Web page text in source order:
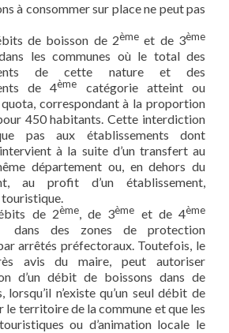
à consommer sur place ne peut pas
de boisson de 2ème et de 3ème
les communes où le total des
de cette nature et des
de 4ème
catégorie atteint ou
quota, correspondant à la proportion
450 habitants. Cette interdiction
pas aux établissements dont
à la suite d’un transfert au
département ou, en dehors du
au profit d’un établissement,
de 2ème, de 3ème et de 4ème
dans des zones de protection
arrêtés préfectoraux. Toutefois, le
avis du maire, peut autoriser
d’un débit de boissons dans de
lorsqu’il n’existe qu’un seul débit de
le territoire de la commune et que les
ou d’animation locale le